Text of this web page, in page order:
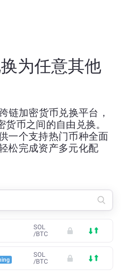
为任意其他
链加密货币兑换平台，
币之间的自由兑换。
一个支持热门币种全面
松完成资产多元化配
SOL
/BTC
SOL
/BTC